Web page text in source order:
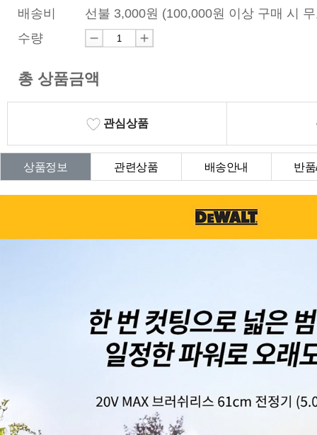
배송비
선불 3,000원 (100,000원 이상 구매 시
수량
총 상품금액
관심상품
상품정보 관련상품 배송안내 반
상품Q&A